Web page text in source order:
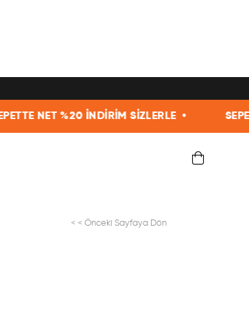
SİZLERLE • SEPETTE NET %20
< < Önceki Sayfaya Dön